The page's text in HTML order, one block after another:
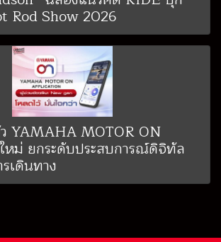
Rod Show 2026
YAMAHA MOTOR ON
ม่ ยกระดับประสบการณ์ดิจิทัล
เดินทาง